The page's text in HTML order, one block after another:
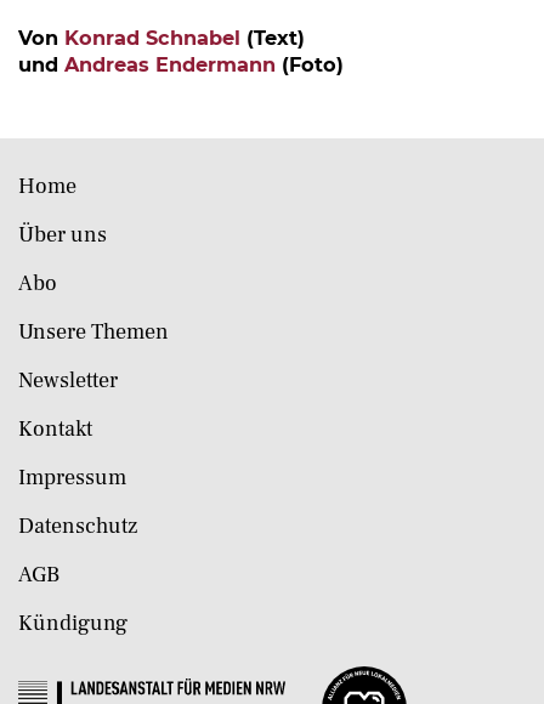
Von Konrad Schnabel (Text)
und Andreas Endermann (Foto)
Home
Über uns
Abo
Unsere Themen
Newsletter
Kontakt
Impressum
Datenschutz
AGB
Kündigung